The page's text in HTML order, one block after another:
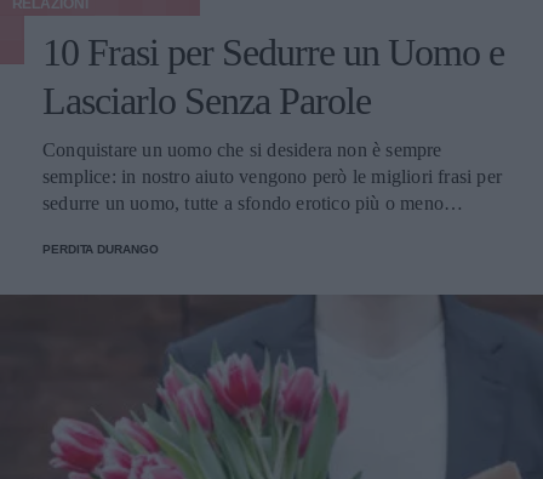
RELAZIONI
10 Frasi per Sedurre un Uomo e
Lasciarlo Senza Parole
Conquistare un uomo che si desidera non è sempre
semplice: in nostro aiuto vengono però le migliori frasi per
sedurre un uomo, tutte a sfondo erotico più o meno
PERDITA DURANGO